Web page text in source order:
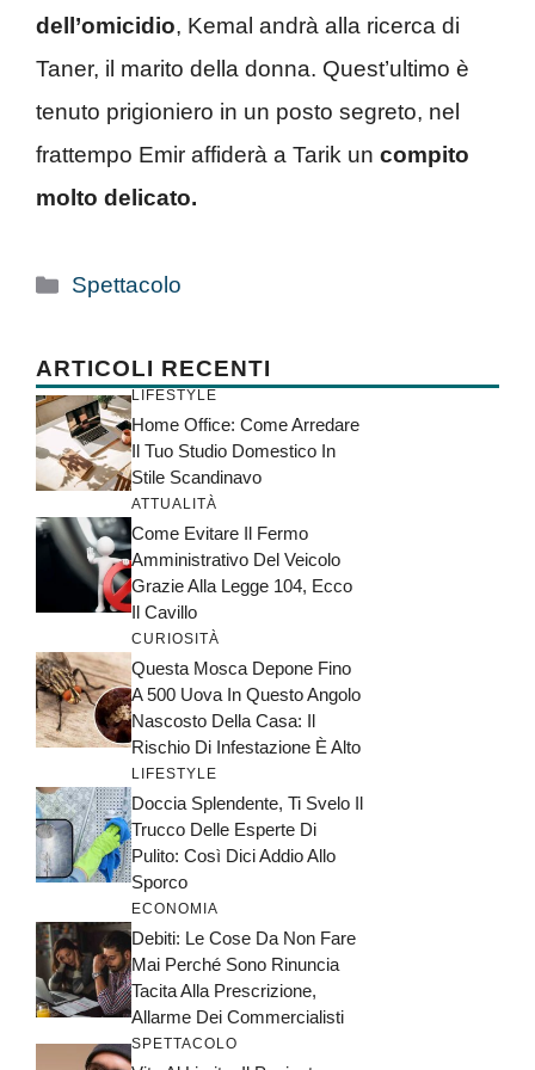
dell’omicidio, Kemal andrà alla ricerca di
Taner, il marito della donna. Quest’ultimo è
tenuto prigioniero in un posto segreto, nel
frattempo Emir affiderà a Tarik un compito
molto delicato.
Categorie
Spettacolo
ARTICOLI RECENTI
LIFESTYLE
Home Office: Come Arredare
Il Tuo Studio Domestico In
Stile Scandinavo
ATTUALITÀ
Come Evitare Il Fermo
Amministrativo Del Veicolo
Grazie Alla Legge 104, Ecco
Il Cavillo
CURIOSITÀ
Questa Mosca Depone Fino
A 500 Uova In Questo Angolo
Nascosto Della Casa: Il
Rischio Di Infestazione È Alto
LIFESTYLE
Doccia Splendente, Ti Svelo Il
Trucco Delle Esperte Di
Pulito: Così Dici Addio Allo
Sporco
ECONOMIA
Debiti: Le Cose Da Non Fare
Mai Perché Sono Rinuncia
Tacita Alla Prescrizione,
Allarme Dei Commercialisti
SPETTACOLO